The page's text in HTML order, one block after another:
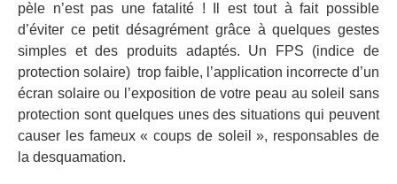
pèle n’est pas une fatalité ! Il est tout à fait possible
d’éviter ce petit désagrément grâce à quelques gestes
simples et des produits adaptés. Un FPS (indice de
protection solaire) trop faible, l’application incorrecte d’un
écran solaire ou l’exposition de votre peau au soleil sans
protection sont quelques unes des situations qui peuvent
causer les fameux « coups de soleil », responsables de
la desquamation.